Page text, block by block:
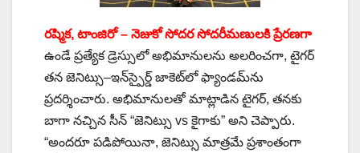
రష్మిక, టాంజిరో – నెజుకో సోదర సోదరీమణులకి ప్రేరణగా
ఉండే ప్రత్యేక డ్రెస్సులో అభిమానులను అలరించగా, టైగర్
తన జెనిట్సు–ఇన్‌స్పైర్డ్ జాకెట్‌లో ఫ్యాండమ్‌ను
ప్రదర్శించారు. అభిమానులతో మాట్లాడిన టైగర్, తనకు
బాగా నచ్చిన సీన్ “జెనిట్సు vs కైగాకు” అని చెప్పారు.
“అందరూ పడిపోయినా, జెనిట్సు మాత్రమే ప్రశాంతంగా